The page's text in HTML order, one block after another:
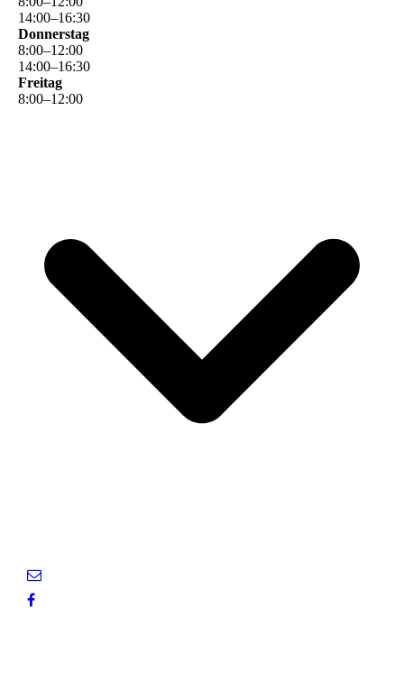
14:00–16:30
Donnerstag
8:00–12:00
14:00–16:30
Freitag
8:00–12:00